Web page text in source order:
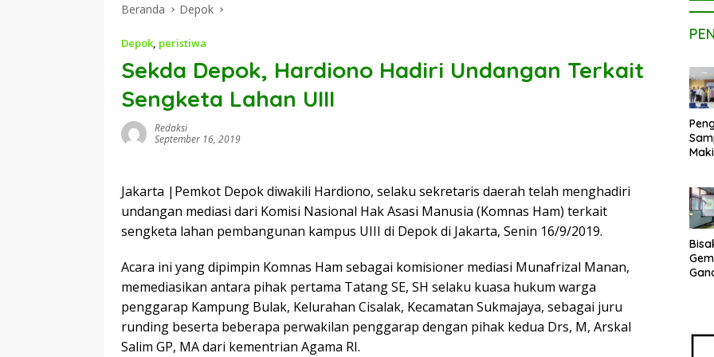
Beranda Depok
Depok, peristiwa
Sekda Depok, Hardiono Hadiri Undangan Terkait
Sengketa Lahan UIII
Redaksi
September 16, 2019
Jakarta |Pemkot Depok diwakili Hardiono, selaku sekretaris daerah telah menghadiri
undangan mediasi dari Komisi Nasional Hak Asasi Manusia (Komnas Ham) terkait
sengketa lahan pembangunan kampus UIII di Depok di Jakarta, Senin 16/9/2019.
Acara ini yang dipimpin Komnas Ham sebagai komisioner mediasi Munafrizal Manan,
memediasikan antara pihak pertama Tatang SE, SH selaku kuasa hukum warga
penggarap Kampung Bulak, Kelurahan Cisalak, Kecamatan Sukmajaya, sebagai juru
runding beserta beberapa perwakilan penggarap dengan pihak kedua Drs, M, Arskal
Salim GP, MA dari kementrian Agama RI.